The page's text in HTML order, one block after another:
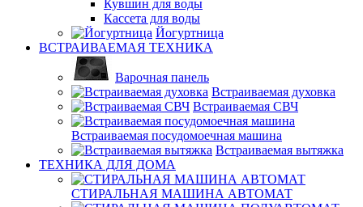
Кувшин для воды
Кассета для воды
Йогуртница
ВСТРАИВАЕМАЯ ТЕХНИКА
Варочная панель
Встраиваемая духовка
Встраиваемая СВЧ
Встраиваемая посудомоечная машина
Встраиваемая вытяжка
ТЕХНИКА ДЛЯ ДОМА
СТИРАЛЬНАЯ МАШИНА АВТОМАТ